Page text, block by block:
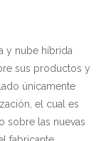
y nube híbrida
sus productos y
únicamente
el cual es
sobre las nuevas